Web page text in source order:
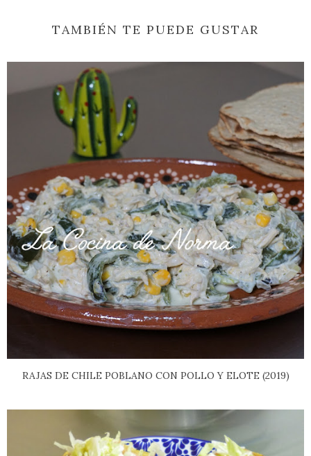
TAMBIÉN TE PUEDE GUSTAR
RAJAS DE CHILE POBLANO CON POLLO Y ELOTE (2019)